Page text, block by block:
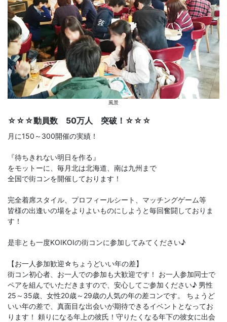
風景
☆☆☆動員数 50万人 突破！☆☆☆
月に150～300開催の実績！
『待ちきれない明日を作る』
をモットーに、毎月北は北海道、南は九州まで
全国で街コンを開催しております！
完全着席スタイル、プロフィールシート、マッチングゲーム等
皆様の出逢いの場をよりよいものにしようと毎回奮闘しておりま
す！
是非とも一度KOIKOIの街コンに参加してみてください♪
【お一人参加歓迎☆ちょうどいい年の差】
街コン初心者、お一人での参加も大歓迎です！ お一人参加同士で
ペアを組んでいただきますので、安心してご参加ください♪ 男性
25～35歳、女性20歳～29歳の人気の年の差コンです。 ちょうど
いい年の差で、真面目な出会いが期待できるイベントとなってお
ります！ 頼りになる年上の彼氏！守りたくなる年下の彼女に出会